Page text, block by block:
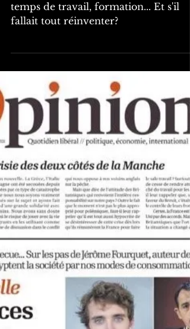
Halpern publiée par la
Management, organisation du travail,
temps de travail, formation... Et s'il
fallait tout réinventer?